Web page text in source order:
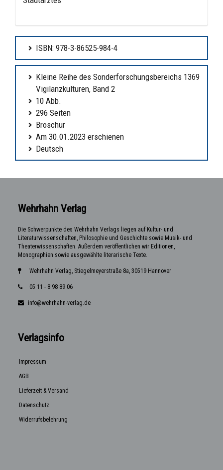
ISBN: 978-3-86525-984-4
Kleine Reihe des Sonderforschungsbereichs 1369
Vigilanzkulturen, Band 2
10 Abb.
296 Seiten
Broschur
Am 30.01.2023 erschienen
Deutsch
Wehrhahn Verlag
Die Schwerpunkte des Wehrhahn Verlags liegen auf Kultur- und
Literaturwissenschaften, Philosophie und Geschichte sowie Musik- und
Theaterwissenschaften. Außerdem veröffentlichen wir Editionen,
Monographien sowie ausgewählte literarische Texte.
Wehrhahn Verlag, Stiegelmeyerstraße 8a, 30519 Hannover
05 11 - 8 98 89 06
info@wehrhahn-verlag.de
Verlagsinfo
Impressum
AGB
Lieferzeit & Versand
Datenschutz
Widerrufsbelehrung